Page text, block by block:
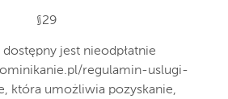
§29
jest nieodpłatnie
regulamin-uslugi-
która umożliwia pozyskanie,